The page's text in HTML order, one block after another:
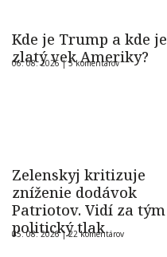
Kde je Trump a kde je
zlatý vek Ameriky?
06. 08. 2026 |5 komentárov
Zelenskyj kritizuje
zníženie dodávok
Patriotov. Vidí za tým
politický tlak
05. 08. 2026 |22 komentárov